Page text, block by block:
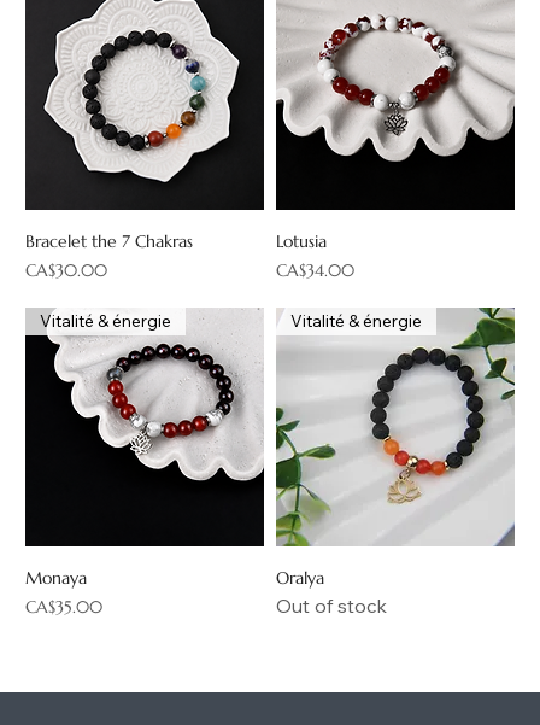
Bracelet the 7 Chakras
Price
CA$30.00
Lotusia
Price
CA$34.00
Vitalité & énergie
Monaya
Price
CA$35.00
Vitalité & énergie
Oralya
Out of stock